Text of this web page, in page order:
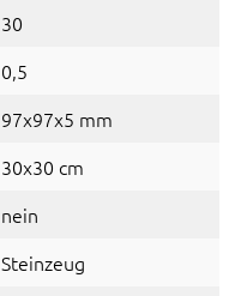
30
0,5
97x97x5 mm
30x30 cm
nein
Steinzeug